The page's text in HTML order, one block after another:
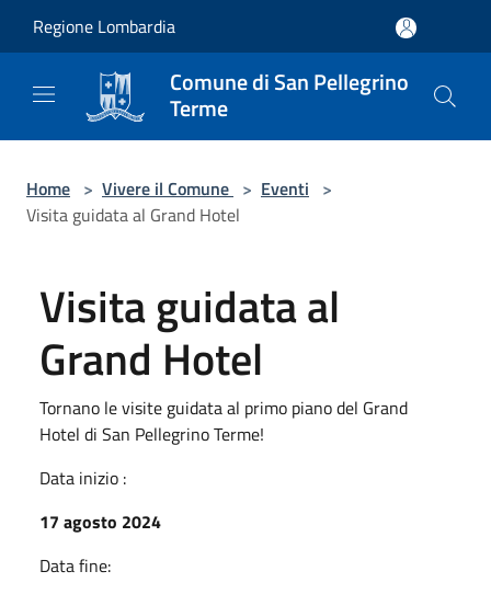
Regione Lombardia
Comune di San Pellegrino
Terme
Home > Vivere il Comune > Eventi >
Visita guidata al Grand Hotel
Visita guidata al
Grand Hotel
Tornano le visite guidata al primo piano del Grand
Hotel di San Pellegrino Terme!
Data inizio :
17 agosto 2024
Data fine: